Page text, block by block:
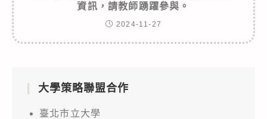
資訊，請教師踴躍參與。
2024-11-27
大學策略聯盟合作
臺北市立大學